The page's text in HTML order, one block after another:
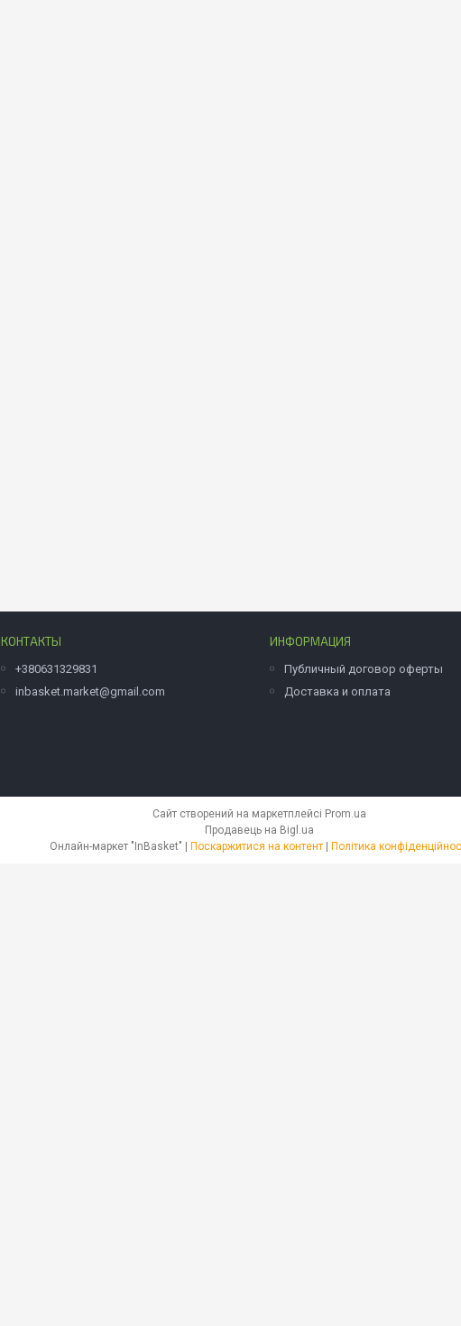
КОНТАКТЫ
+380631329831
inbasket.market@gmail.com
ИНФОРМАЦИЯ
Публичный договор оферты
Доставка и оплата
Сайт створений на маркетплейсі Prom.ua
Продавець на Bigl.ua
Поскаржитися на контент Політика